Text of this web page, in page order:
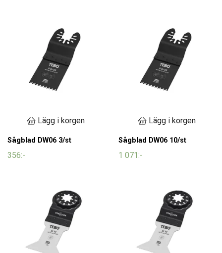
Lägg i korgen
Sågblad DW06 3/st
356:-
Lägg i korgen
Sågblad DW06 10/st
1 071:-